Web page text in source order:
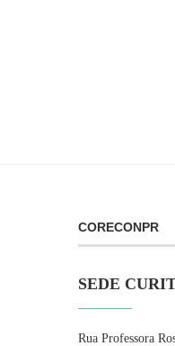
CORECONPR
SEDE
Rua Professora